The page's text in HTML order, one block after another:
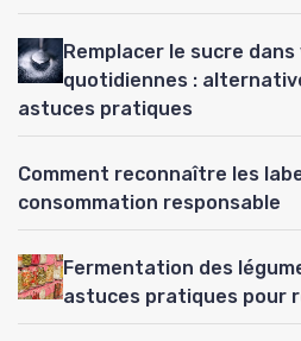
Remplacer le sucre
quotidiennes :
astuces pratiques
Comment reconnaître les
consommation responsable
Fermentation des
astuces pratiques pour